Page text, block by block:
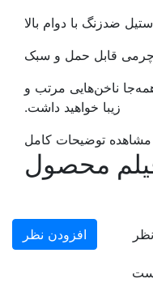
ضدزنگ با دوام بالا
قابل حمل و سبک
ناخن‌هایی مرتب و
زیبا خواهید داشت.
مشاهده توضیحات کامل
محصول
نظر افزودن نظر